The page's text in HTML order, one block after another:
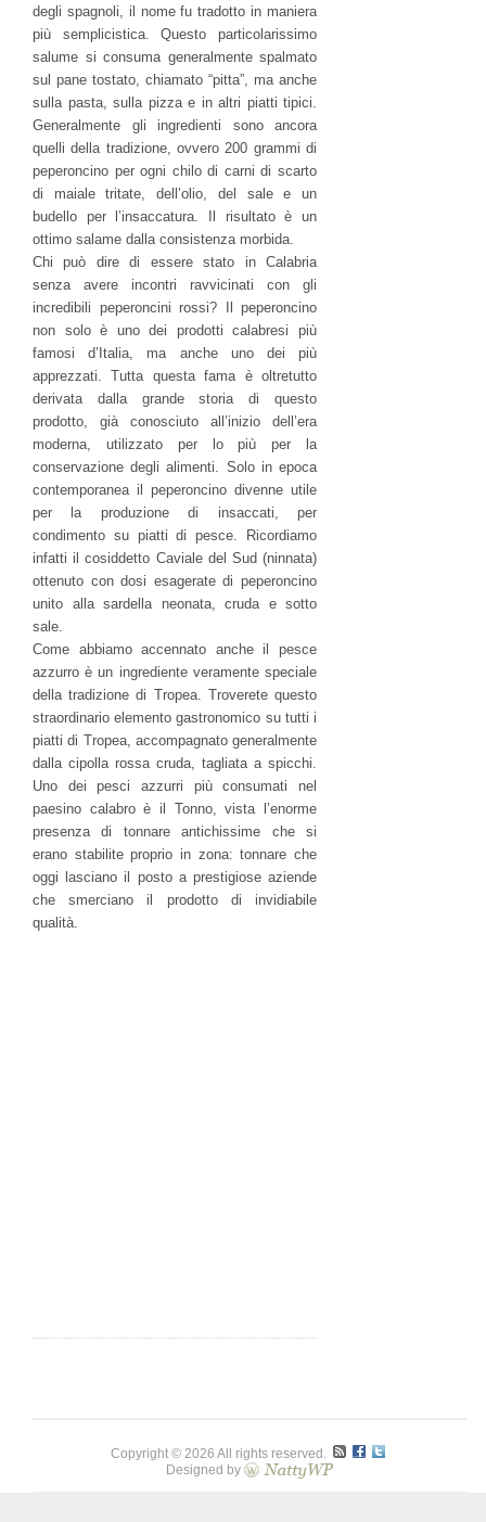
degli spagnoli, il nome fu tradotto in maniera
più semplicistica. Questo particolarissimo
salume si consuma generalmente spalmato
sul pane tostato, chiamato “pitta”, ma anche
sulla pasta, sulla pizza e in altri piatti tipici.
Generalmente gli ingredienti sono ancora
quelli della tradizione, ovvero 200 grammi di
peperoncino per ogni chilo di carni di scarto
di maiale tritate, dell’olio, del sale e un
budello per l’insaccatura. Il risultato è un
ottimo salame dalla consistenza morbida.
Chi può dire di essere stato in Calabria
senza avere incontri ravvicinati con gli
incredibili peperoncini rossi? Il peperoncino
non solo è uno dei prodotti calabresi più
famosi d’Italia, ma anche uno dei più
apprezzati. Tutta questa fama è oltretutto
derivata dalla grande storia di questo
prodotto, già conosciuto all’inizio dell’era
moderna, utilizzato per lo più per la
conservazione degli alimenti. Solo in epoca
contemporanea il peperoncino divenne utile
per la produzione di insaccati, per
condimento su piatti di pesce. Ricordiamo
infatti il cosiddetto Caviale del Sud (ninnata)
ottenuto con dosi esagerate di peperoncino
unito alla sardella neonata, cruda e sotto
sale.
Come abbiamo accennato anche il pesce
azzurro è un ingrediente veramente speciale
della tradizione di Tropea. Troverete questo
straordinario elemento gastronomico su tutti i
piatti di Tropea, accompagnato generalmente
dalla cipolla rossa cruda, tagliata a spicchi.
Uno dei pesci azzurri più consumati nel
paesino calabro è il Tonno, vista l’enorme
presenza di tonnare antichissime che si
erano stabilite proprio in zona: tonnare che
oggi lasciano il posto a prestigiose aziende
che smerciano il prodotto di invidiabile
qualità.
Copyright © 2026 All rights reserved.
Designed by